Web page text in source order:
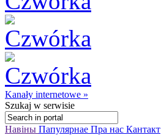
Kanały internetowe »
Szukaj w serwisie
Навіны Папулярнае Пра нас Кантакт